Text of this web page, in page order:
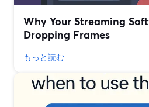
Why Your Streaming
Dropping Frames
もっと読む